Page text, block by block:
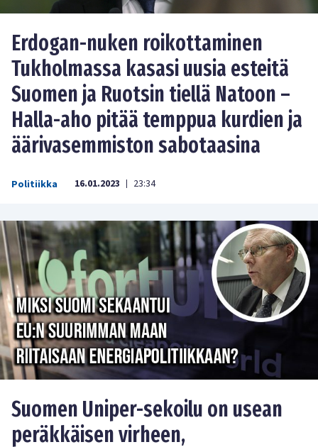
Erdogan-nuken roikottaminen
Tukholmassa kasasi uusia esteitä
Suomen ja Ruotsin tiellä Natoon –
Halla-aho pitää temppua kurdien ja
äärivasemmiston sabotaasina
Politiikka 16.01.2023 | 23:34
Suomen Uniper-sekoilu on usean
peräkkäisen virheen,